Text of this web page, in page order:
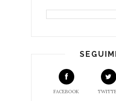
FACEBOOK